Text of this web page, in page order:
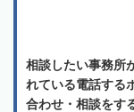
相談したい事務所
れている電話する
合わせ・相談をす